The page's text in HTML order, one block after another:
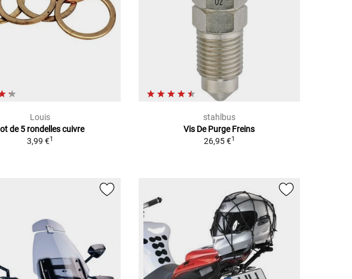
Louis
de 5 rondelles cuivre
3,99 €1
stahlbus
Vis De Purge Freins
26,95 €1